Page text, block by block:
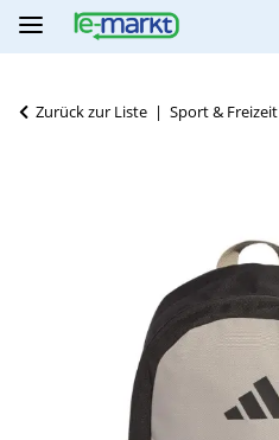
Zurück zur Liste Sport & Freizeit